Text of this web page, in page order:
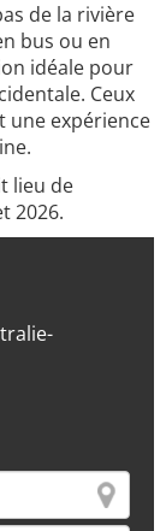
de la rivière
bus ou en
idéale pour
Ceux
une expérience
lieu de
2026.